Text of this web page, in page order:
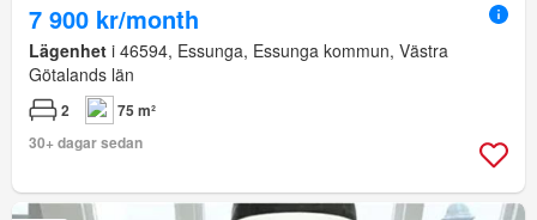
7 900 kr/month
Lägenhet i 46594, Essunga, Essunga kommun, Västra
Götalands län
2
75 m²
30+ dagar sedan